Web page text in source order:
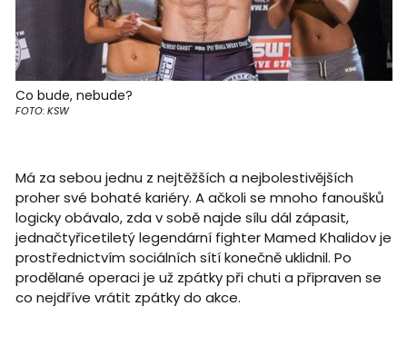
Co bude, nebude?
FOTO: KSW
Má za sebou jednu z nejtěžších a nejbolestivějších
proher své bohaté kariéry. A ačkoli se mnoho fanoušků
logicky obávalo, zda v sobě najde sílu dál zápasit,
jednačtyřicetiletý legendární fighter Mamed Khalidov je
prostřednictvím sociálních sítí konečně uklidnil. Po
prodělané operaci je už zpátky při chuti a připraven se
co nejdříve vrátit zpátky do akce.